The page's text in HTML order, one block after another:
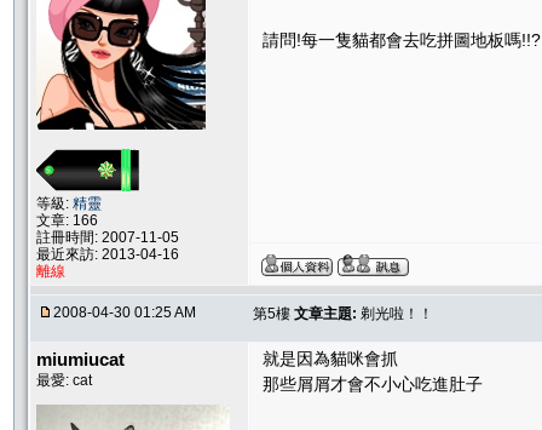
等級: 精靈
文章: 166
註冊時間: 2007-11-05
最近來訪: 2013-04-16
離線
請問!每一隻貓都會去吃拼圖地板嗎!!?
2008-04-30 01:25 AM 第5樓 文章主題: 剃光啦！！
miumiucat
最愛: cat
就是因為貓咪會抓
那些屑屑才會不小心吃進肚子